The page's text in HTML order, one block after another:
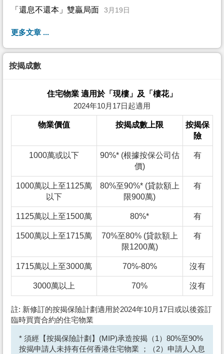
「還息不還本」雙贏局面 3月19日
更多文章 ...
按揭成數
住宅物業 適用於「現樓」及「樓花」
2024年10月17日起適用
物業價值 按揭成數上限
按揭保
險
1000萬或以下
90%* (根據按保公司估
價)
有
1000萬以上至1125萬
以下
80%至90%* (貸款額上
限900萬)
有
1125萬以上至1500萬 80%* 有
1500萬以上至1715萬
70%至80% (貸款額上
限1200萬)
有
1715萬以上至3000萬 70%-80% 沒有
3000萬以上 70% 沒有
註: 新修訂的按揭保險計劃適用於2024年10月17日或以後簽訂
臨時買賣合約的住宅物業
* 須經【按揭保險計劃】(MIP)承造按揭（1）80%至90%
按揭申請人未持有任何香港住宅物業 ；（2）申請人入息